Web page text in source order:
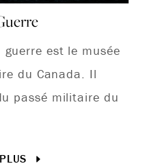
est le musée
du Canada. Il
passé militaire du